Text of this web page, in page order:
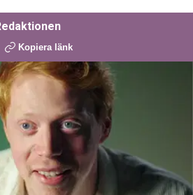
Kopiera länk